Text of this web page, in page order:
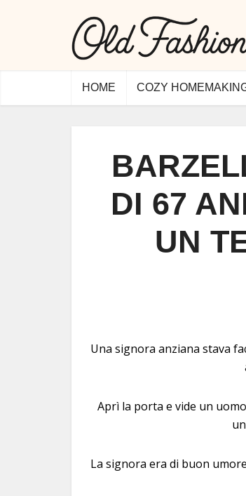
HOME COZY
DI 67
UN
Una signora anziana stava
Aprì la porta e vide un
La signora era di buon